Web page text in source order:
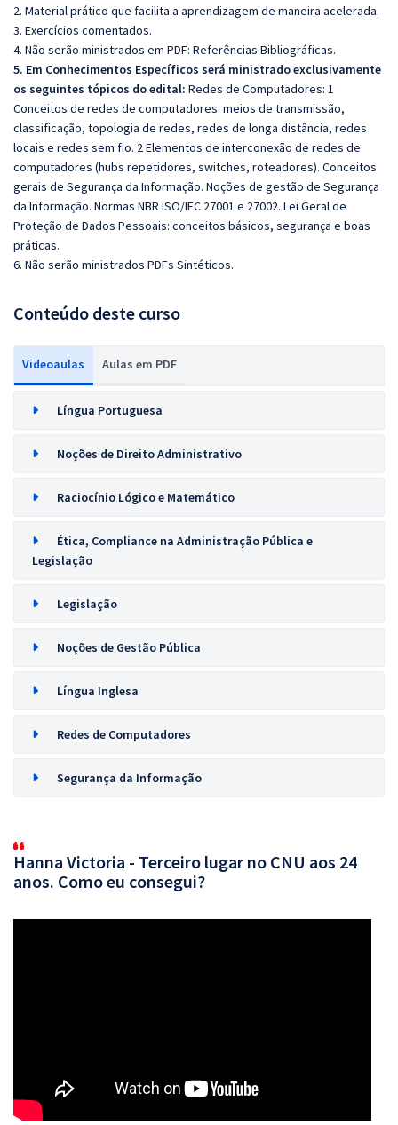
2. Material prático que facilita a aprendizagem de maneira acelerada.
3. Exercícios comentados.
4. Não serão ministrados em PDF: Referências Bibliográficas.
5. Em Conhecimentos Específicos será ministrado exclusivamente
os seguintes tópicos do edital: Redes de Computadores: 1
Conceitos de redes de computadores: meios de transmissão,
classificação, topologia de redes, redes de longa distância, redes
locais e redes sem fio. 2 Elementos de interconexão de redes de
computadores (hubs repetidores, switches, roteadores). Conceitos
gerais de Segurança da Informação. Noções de gestão de Segurança
da Informação. Normas NBR ISO/IEC 27001 e 27002. Lei Geral de
Proteção de Dados Pessoais: conceitos básicos, segurança e boas
práticas.
6. Não serão ministrados PDFs Sintéticos.
Conteúdo deste curso
Videoaulas Aulas em PDF
Língua Portuguesa
Noções de Direito Administrativo
Raciocínio Lógico e Matemático
Ética, Compliance na Administração Pública e
Legislação
Legislação
Noções de Gestão Pública
Língua Inglesa
Redes de Computadores
Segurança da Informação
Hanna Victoria - Terceiro lugar no CNU aos 24
anos. Como eu consegui?